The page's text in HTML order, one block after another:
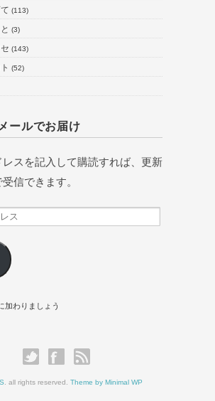
(113)
(3)
(143)
(52)
ールでお届け
レスを記入して購読すれば、更新
信できます。
加わりましょう
. all rights reserved. Theme by Minimal WP